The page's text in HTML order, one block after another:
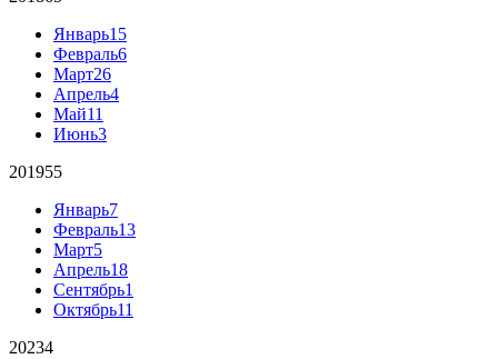
Январь15
Февраль6
Март26
Апрель4
Май11
Июнь3
201955
Январь7
Февраль13
Март5
Апрель18
Сентябрь1
Октябрь11
20234